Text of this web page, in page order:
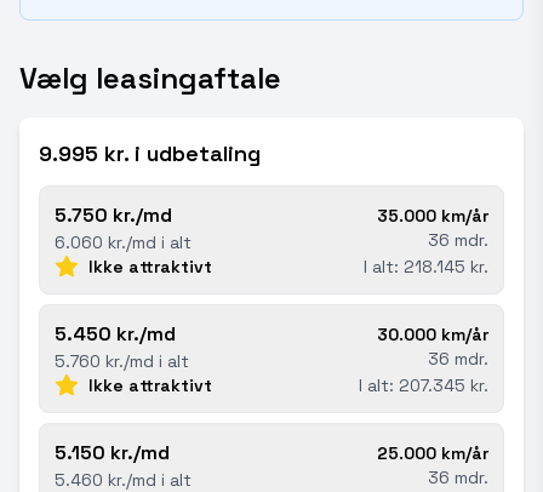
Vælg leasingaftale
9.995 kr. i udbetaling
5.750 kr./md
6.060 kr./md i alt
35.000 km/år
36 mdr.
Ikke attraktivt
I alt: 218.145 kr.
5.450 kr./md
5.760 kr./md i alt
30.000 km/år
36 mdr.
Ikke attraktivt
I alt: 207.345 kr.
5.150 kr./md
5.460 kr./md i alt
25.000 km/år
36 mdr.